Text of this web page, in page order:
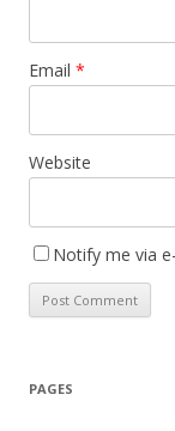
Email *
Website
Notify me via
PAGES